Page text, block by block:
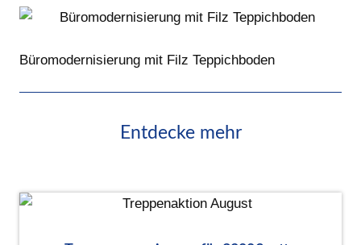
Büromodernisierung mit Filz Teppichboden
Entdecke mehr